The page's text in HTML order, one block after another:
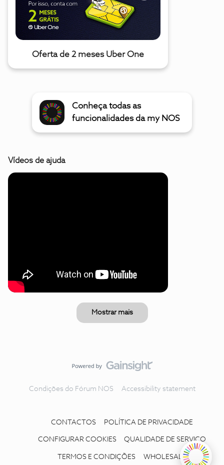
Oferta de 2 meses Uber One
Conheça todas as
funcionalidades da my NOS
Vídeos de ajuda
Mostrar mais
Condições do Fórum NOS Accessibility statement
CONTACTOS POLÍTICA DE PRIVACIDADE
CONFIGURAR COOKIES QUALIDADE DE SERVIÇO
TERMOS E CONDIÇÕES WHOLESALE